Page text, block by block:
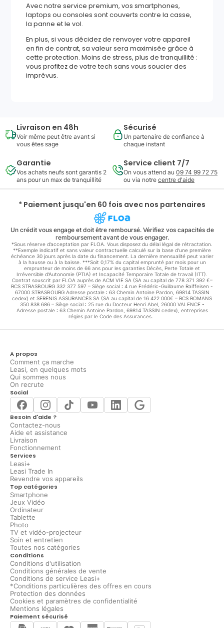
Avec notre service premium, vos smartphones,
laptops ou consoles sont couverts contre la casse,
la panne et le vol.
En plus, si vous décidez de renvoyer votre appareil
en fin de contrat, sa valeur sera maximisée grâce à
cette protection. Moins de stress, plus de tranquillité :
vous profitez de votre tech sans vous soucier des
imprévus.
Livraison en 48h
Voir même peut être avant si
vous êtes sage
Sécurisé
Un partenaire de confiance à
chaque instant
Garantie
Vos achats neufs sont garantis 2
ans pour un max de tranquillité
Service client 7/7
On vous attend au 09 74 99 72 75
ou via notre centre d'aide
* Paiement jusqu'en 60 fois avec nos partenaires
Un crédit vous engage et doit être remboursé. Vérifiez vos capacités de
remboursement avant de vous engager.
*Sous réserve d’acceptation par FLOA. Vous disposez du délai légal de rétractation.
**Exemple indicatif et sans valeur contractuelle calculé sur la base d'une première
échéance 30 jours après la date du financement. La dernière mensualité peut varier
à la hausse ou à la baisse. ***Soit 0,17% du capital emprunté par mois pour un
emprunteur de moins de 66 ans pour les garanties Décès, Perte Totale et
Irréversible d'Autonomie (PTIA) et Incapacité Temporaire Totale de travail (ITT).
Contrat souscrit par FLOA auprès de ACM VIE SA (SA au capital de 778 371 392 €–
RCS STRASBOURG 332 377 597 – Siège social : 4 rue Frédéric-Guillaume Raiffeisen -
67000 STRASBOURG Adresse postale : 63 Chemin Antoine Pardon, 69814 TASSIN
cedex) et SERENIS ASSURANCES SA (SA au capital de 16 422 000€ – RCS ROMANS
350 838 686 – Siège social : 25 rue du Docteur Henri Abel, 26000 VALENCE -
Adresse postale : 63 Chemin Antoine Pardon, 69814 TASSIN cedex), entreprises
régies par le Code des Assurances.
A propos
Comment ça marche
Leasi, en quelques mots
Qui sommes nous
On recrute
Social
Besoin d'aide ?
Contactez-nous
Aide et assistance
Livraison
Fonctionnement
Services
Leasi+
Leasi Trade In
Revendre vos appareils
Top catégories
Smartphone
Jeux Vidéo
Ordinateur
Tablette
Photo
TV et vidéo-projecteur
Soin et entretien
Toutes nos catégories
Conditions
Conditions d'utilisation
Conditions générales de vente
Conditions de service Leasi+
*Conditions particulières des offres en cours
Protection des données
Cookies et paramètres de confidentialité
Mentions légales
Paiement sécurisé